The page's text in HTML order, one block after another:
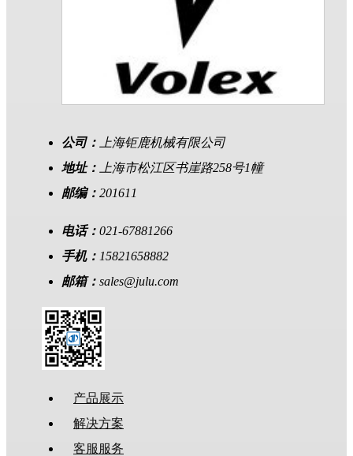
公司：
上海钜鹿机械有限公司
地址：
上海市松江区书崖路258号1幢
邮编： 201611
电话： 021-67881266
手机： 15821658882
邮箱： sales@julu.com
产品展示
解决方案
客服服务